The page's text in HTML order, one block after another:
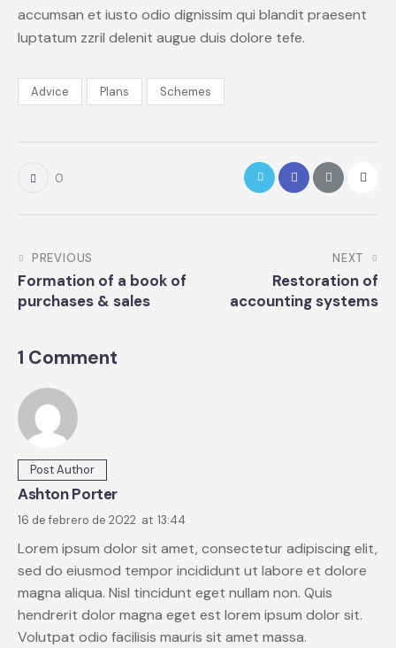
accumsan et iusto odio dignissim qui blandit praesent
luptatum zzril delenit augue duis dolore tefe.
Advice Plans Schemes
0
PREVIOUS
Formation of a book of
purchases & sales
NEXT
Restoration of
accounting systems
1 Comment
Post Author
Ashton Porter
16 de febrero de 2022 at 13:44
Lorem ipsum dolor sit amet, consectetur adipiscing elit,
sed do eiusmod tempor incididunt ut labore et dolore
magna aliqua. Nisl tincidunt eget nullam non. Quis
hendrerit dolor magna eget est lorem ipsum dolor sit.
Volutpat odio facilisis mauris sit amet massa.